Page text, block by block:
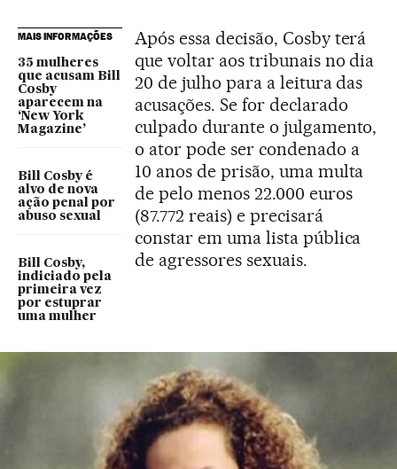
MAIS INFORMAÇÕES
35 mulheres
que acusam Bill
Cosby
aparecem na
‘New York
Magazine’
Bill Cosby é
alvo de nova
ação penal por
abuso sexual
Bill Cosby,
indiciado pela
primeira vez
por estuprar
uma mulher
Após essa decisão, Cosby terá
que voltar aos tribunais no dia
20 de julho para a leitura das
acusações. Se for declarado
culpado durante o julgamento,
o ator pode ser condenado a
10 anos de prisão, uma multa
de pelo menos 22.000 euros
(87.772 reais) e precisará
constar em uma lista pública
de agressores sexuais.